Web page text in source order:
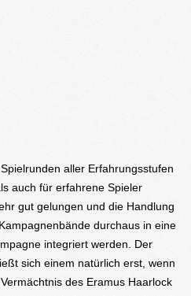
aller Erfahrungsstufen
auch für erfahrene Spieler
gut gelungen und die Handlung
durchaus in eine
integriert werden. Der
sich einem natürlich erst, wenn
des Eramus Haarlock